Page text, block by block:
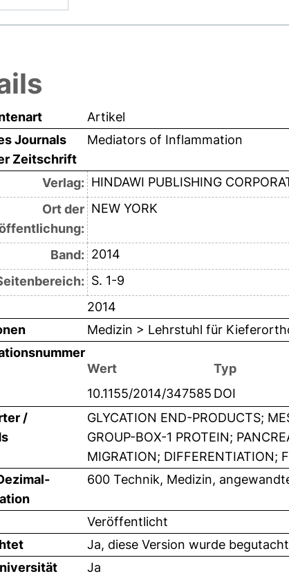
Artikel
Journals
Zeitschrift
Mediators of Inflammation
Verlag: HINDAWI PUBLISHING
Ort der NEW YORK
Band: 2014
S. 1-9
2014
Medizin > Lehrstuhl für
Wert
Typ
10.1155/2014/347585 DOI
/
GLYCATION END-PRODUCTS;
GROUP-BOX-1 PROTEIN;
MIGRATION; DIFFERENTIATION;
600 Technik, Medizin,
Veröffentlicht
Ja, diese Version wurde
Ja